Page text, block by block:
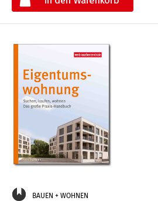
BAUEN + WOHNEN